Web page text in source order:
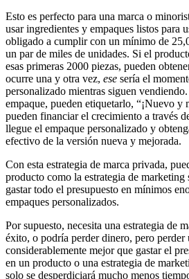
Esto es perfecto para una marca o
usar ingredientes y empaques listos para
obligado a cumplir con un mínimo de
un par de miles de unidades. Si el
esas primeras 2000 piezas, pueden
ocurre una y otra vez, ese sería el
personalizado mientras siguen
empaque, pueden etiquetarlo, “¡Nuevo y
pueden financiar el crecimiento a través
llegue el empaque personalizado y
efectivo de la versión nueva y mejorada.
Con esta estrategia de marca privada,
producto como la estrategia de marketing
gastar todo el presupuesto en mínimos
empaques personalizados.
Por supuesto, necesita una estrategia de
éxito, o podría perder dinero, pero perder
considerablemente mejor que gastar el
en un producto o una estrategia de
solo se desperdiciará mucho menos